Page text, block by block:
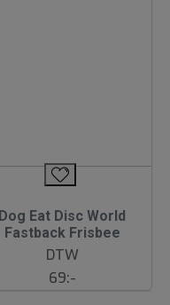
Dog Eat Disc World
Fastback Frisbee
DTW
69:-